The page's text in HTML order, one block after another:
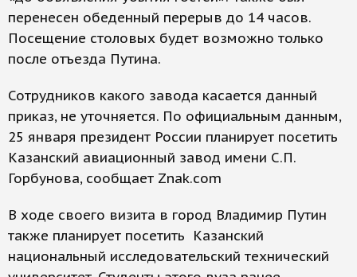
перенесен обеденный перерыв до 14 часов.
Посещение столовых будет возможно только
после отъезда Путина.
Сотрудников какого завода касается данный
приказ, не уточняется. По официальным данным,
25 января президент России планирует посетить
Казанский авиационный завод имени С.П.
Горбунова, сообщает Znak.com
В ходе своего визита в город Владимир Путин
также планирует посетить Казанский
национальный исследовательский технический